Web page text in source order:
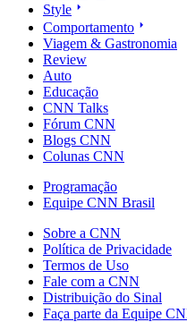
Style
Comportamento
Viagem & Gastronomia
Review
Auto
Educação
CNN Talks
Fórum CNN
Blogs CNN
Colunas CNN
Programação
Equipe CNN Brasil
Sobre a CNN
Política de Privacidade
Termos de Uso
Fale com a CNN
Distribuição do Sinal
Faça parte da Equipe